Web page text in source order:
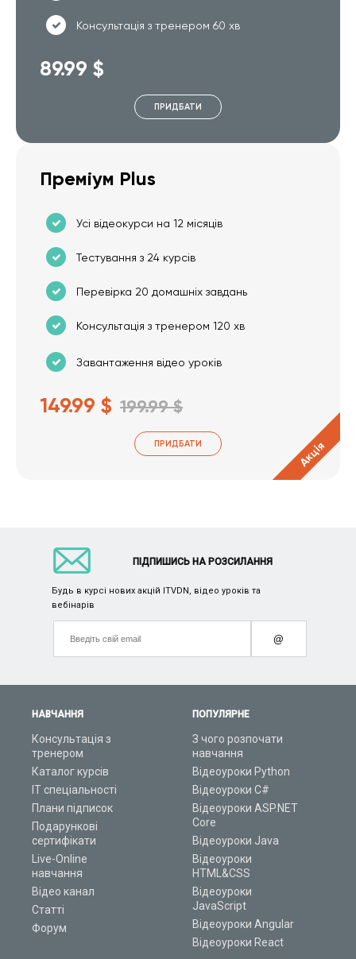
Консультація з тренером 60 хв
89.99 $
ПРИДБАТИ
Преміум Plus
Усі відеокурси на 12 місяців
Тестування з 24 курсів
Перевірка 20 домашніх завдань
Консультація з тренером 120 хв
Завантаження відео уроків
149.99 $ 199.99 $
ПРИДБАТИ Акція
НАВЧАННЯ
Консультація з
тренером
Каталог курсів
ІТ спеціальності
Плани підписок
Подарункові
сертифікати
Live-Online
навчання
Відео канал
Статті
Форум
ПОПУЛЯРНЕ
З чого розпочати
навчання
Відеоуроки Python
Відеоуроки C#
Відеоуроки ASP.NET
Core
Відеоуроки Java
Відеоуроки
HTML&CSS
Відеоуроки
JavaScript
Відеоуроки Angular
Відеоуроки React
ПІДПИШИСЬ НА РОЗСИЛАННЯ
Будь в курсі нових акцій ITVDN, відео уроків та
вебінарів
@